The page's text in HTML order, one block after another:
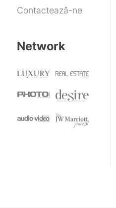
Contactează-ne
Network